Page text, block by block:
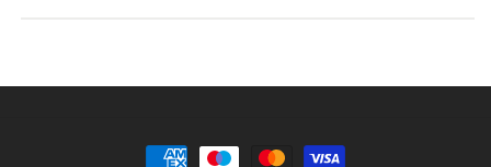
Formas